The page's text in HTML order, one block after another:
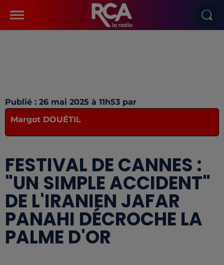
Publié : 26 mai 2025 à 11h53 par
Margot DOUÉTIL
FESTIVAL DE CANNES :
"UN SIMPLE ACCIDENT"
DE L'IRANIEN JAFAR
PANAHI DÉCROCHE LA
PALME D'OR